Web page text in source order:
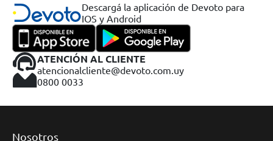
Descargá la aplicación de Devoto para
IOS y Android
ATENCIÓN AL CLIENTE
atencionalcliente@devoto.com.uy
0800 0033
Nosotros